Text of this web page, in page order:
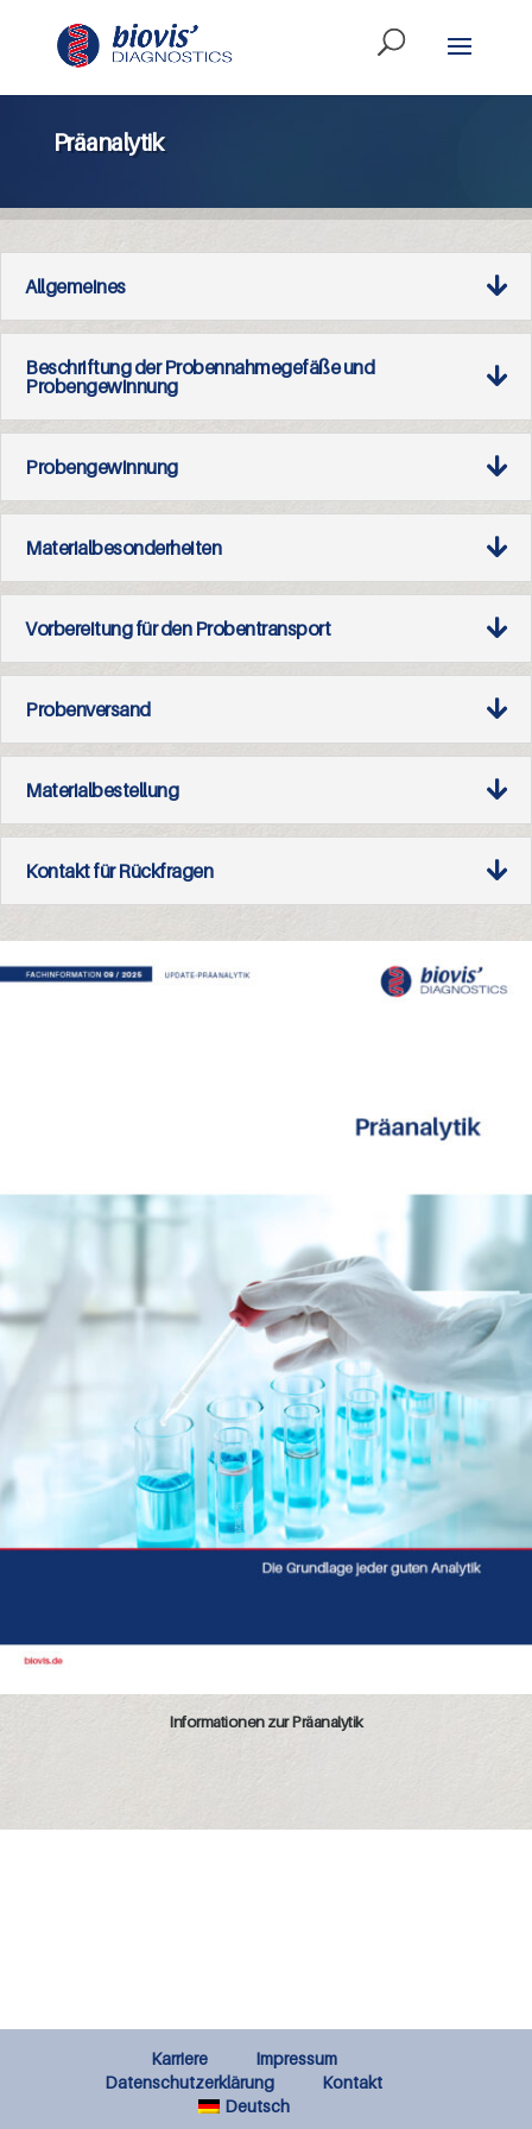
Präanalytik
Allgemeines
Beschriftung der Probennahmegefäße und
Probengewinnung
Probengewinnung
Materialbesonderheiten
Vorbereitung für den Probentransport
Probenversand
Materialbestellung
Kontakt für Rückfragen
Informationen zur Präanalytik
Karriere
Impressum
Datenschutzerklärung
Kontakt
Deutsch